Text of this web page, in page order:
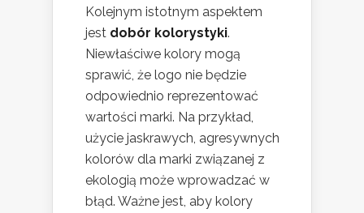
Kolejnym istotnym aspektem
jest dobór kolorystyki.
Niewłaściwe kolory mogą
sprawić, że logo nie będzie
odpowiednio reprezentować
wartości marki. Na przykład,
użycie jaskrawych, agresywnych
kolorów dla marki związanej z
ekologią może wprowadzać w
błąd. Ważne jest, aby kolory